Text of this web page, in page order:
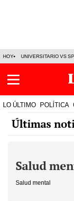
HOY UNIVERSITARIO VS
LO ÚLTIMO POLÍTICA
Últimas
Salud
Salud mental